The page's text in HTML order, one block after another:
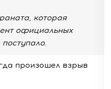
которая
официальных
произошел взрыв